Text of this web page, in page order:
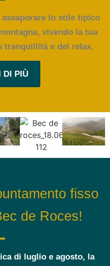
lo stile tipico
vivendo la tua
tranquillità e del relax.
DI PIÙ
fisso
de Roces!
di luglio e agosto, la